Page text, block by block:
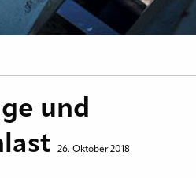
und
26. Oktober 2018